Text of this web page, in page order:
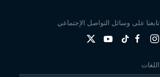
تابعنا على وسائل التواصل الإجتماعي
اللغات